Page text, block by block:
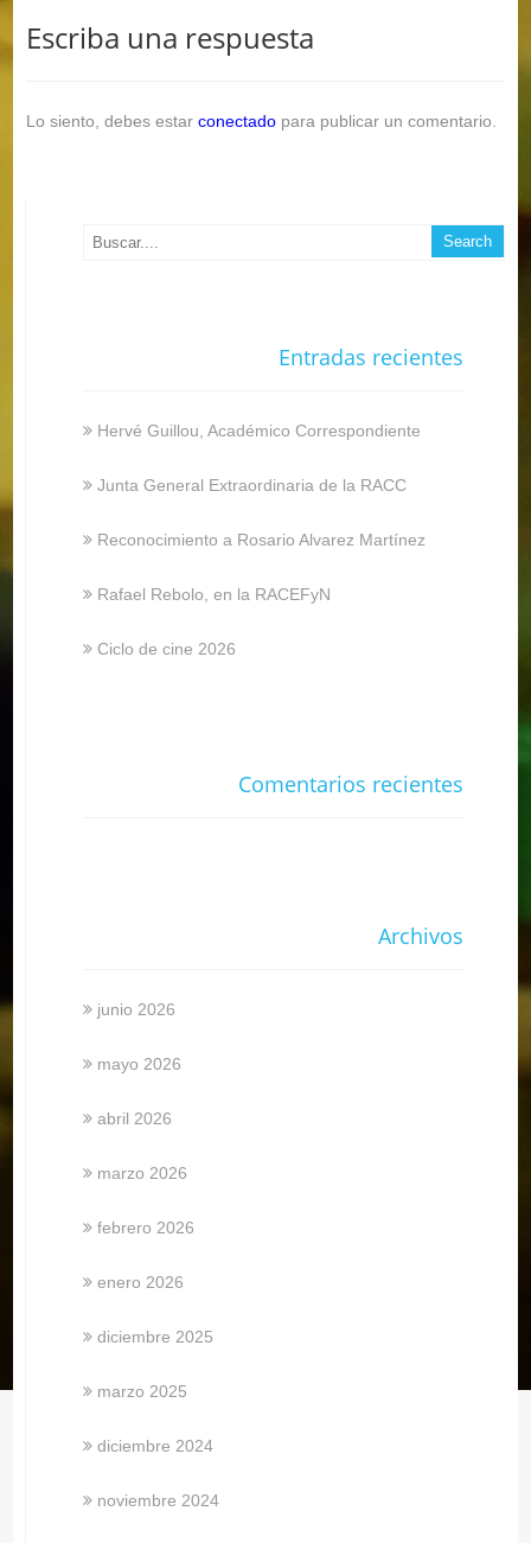
Escriba una respuesta
Lo siento, debes estar conectadopara publicar un comentario.
Entradas recientes
Hervé Guillou, Académico Correspondiente
Junta General Extraordinaria de la RACC
Reconocimiento a Rosario Alvarez Martínez
Rafael Rebolo, en la RACEFyN
Ciclo de cine 2026
Comentarios recientes
Archivos
junio 2026
mayo 2026
abril 2026
marzo 2026
febrero 2026
enero 2026
diciembre 2025
marzo 2025
diciembre 2024
noviembre 2024